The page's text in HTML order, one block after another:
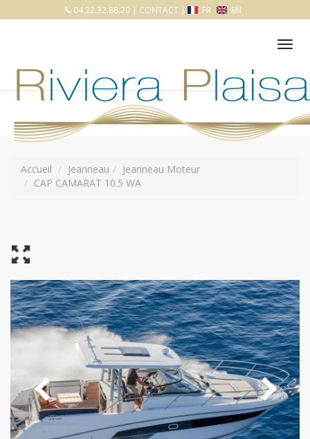
04.22.32.88.20 | CONTACT | FR EN
Accueil Jeanneau
Jeanneau Moteur
CAP CAMARAT 10.5 WA